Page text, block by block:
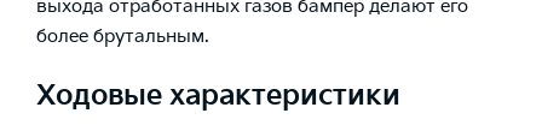
выхода отработанных газов бампер делают его
более брутальным.
Ходовые характеристики